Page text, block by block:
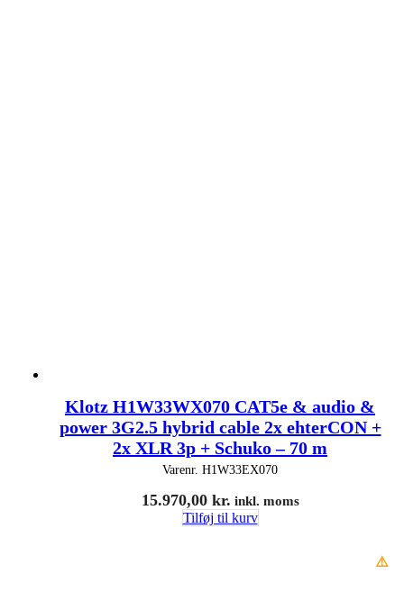
Klotz H1W33WX070 CAT5e & audio &
power 3G2.5 hybrid cable 2x ehterCON +
2x XLR 3p + Schuko – 70 m
Varenr. H1W33EX070
15.970,00 kr. inkl. moms
Tilføj til kurv
⚠️